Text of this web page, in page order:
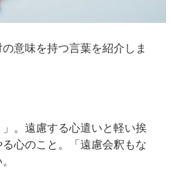
意味を持つ言葉を紹介しま
。遠慮する心遣いと軽い挨
心のこと。「遠慮会釈もな